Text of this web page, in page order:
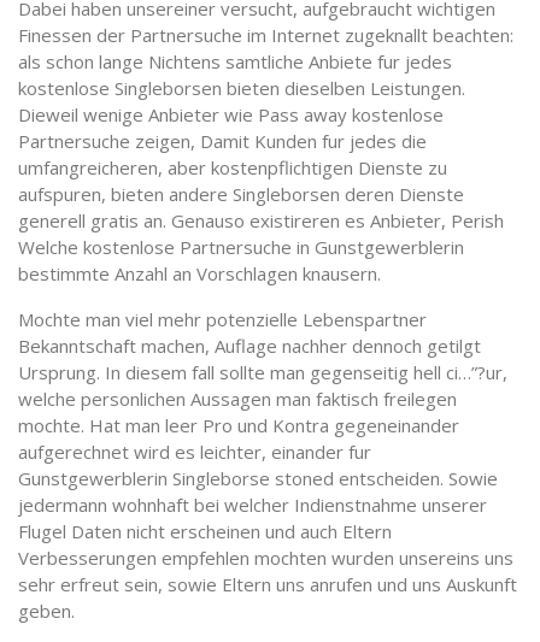
Dabei haben unsereiner versucht, aufgebraucht wichtigen
Finessen der Partnersuche im Internet zugeknallt beachten:
als schon lange Nichtens samtliche Anbiete fur jedes
kostenlose Singleborsen bieten dieselben Leistungen.
Dieweil wenige Anbieter wie Pass away kostenlose
Partnersuche zeigen, Damit Kunden fur jedes die
umfangreicheren, aber kostenpflichtigen Dienste zu
aufspuren, bieten andere Singleborsen deren Dienste
generell gratis an. Genauso existireren es Anbieter, Perish
Welche kostenlose Partnersuche in Gunstgewerblerin
bestimmte Anzahl an Vorschlagen knausern.
Mochte man viel mehr potenzielle Lebenspartner
Bekanntschaft machen, Auflage nachher dennoch getilgt
Ursprung. In diesem fall sollte man gegenseitig hell ci…”?ur,
welche personlichen Aussagen man faktisch freilegen
mochte. Hat man leer Pro und Kontra gegeneinander
aufgerechnet wird es leichter, einander fur
Gunstgewerblerin Singleborse stoned entscheiden. Sowie
jedermann wohnhaft bei welcher Indienstnahme unserer
Flugel Daten nicht erscheinen und auch Eltern
Verbesserungen empfehlen mochten wurden unsereins uns
sehr erfreut sein, sowie Eltern uns anrufen und uns Auskunft
geben.